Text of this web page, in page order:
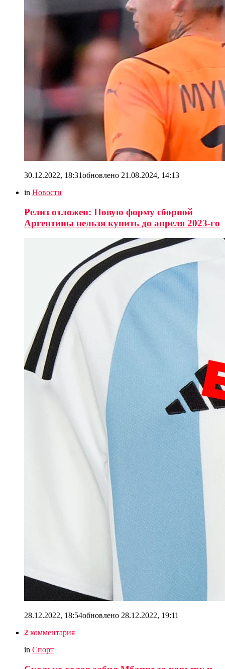
30.12.2022, 18:31обновлено 21.08.2024, 14:13
in Новости
Релиз отложен: Новую форму сборной
Аргентины нельзя купить до апреля 2023-го
28.12.2022, 18:54обновлено 28.12.2022, 19:11
2 комментария
in Спорт